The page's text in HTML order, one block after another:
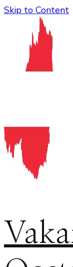
Skip to Content